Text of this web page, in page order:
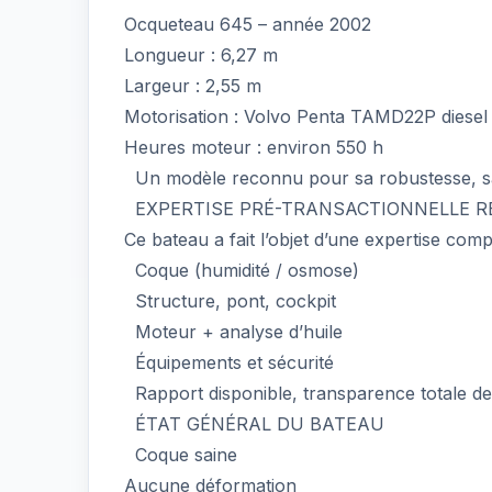
Ocqueteau 645 – année 2002
Longueur : 6,27 m
Largeur : 2,55 m
Motorisation : Volvo Penta TAMD22P diesel
Heures moteur : environ 550 h
Un modèle reconnu pour sa robustesse,
EXPERTISE PRÉ-TRANSACTIONNELLE
Ce bateau a fait l’objet d’une expertise
Coque (humidité / osmose)
Structure, pont, cockpit
Moteur + analyse d’huile
Équipements et sécurité
Rapport disponible, transparence totale
ÉTAT GÉNÉRAL DU BATEAU
Coque saine
Aucune déformation